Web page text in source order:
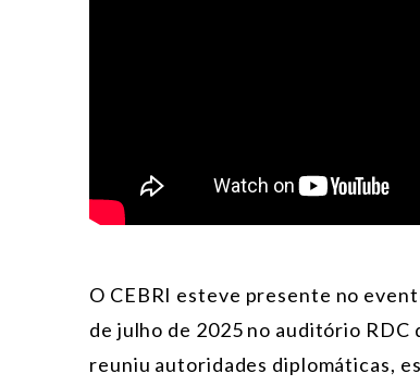
O CEBRI esteve presente no
de julho de 2025 no auditório RDC
reuniu autoridades diplomáticas,